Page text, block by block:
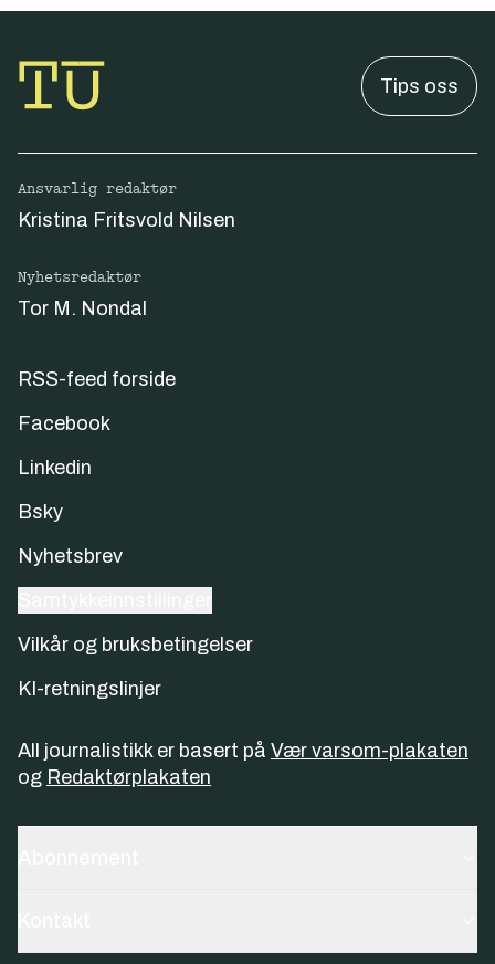
Tips oss
Ansvarlig redaktør
Kristina Fritsvold Nilsen
Nyhetsredaktør
Tor M. Nondal
RSS-feed forside
Facebook
Linkedin
Bsky
Nyhetsbrev
Vilkår og bruksbetingelser
KI-retningslinjer
All journalistikk er basert på Vær varsom-plakaten
og Redaktørplakaten